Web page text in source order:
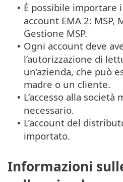
• È possibile importare
account EMA 2: MSP,
Gestione MSP.
• Ogni account deve
l’autorizzazione di
un’azienda, che può
madre o un cliente.
• L’accesso alla società
necessario.
• L’account del
importato.
Informazioni